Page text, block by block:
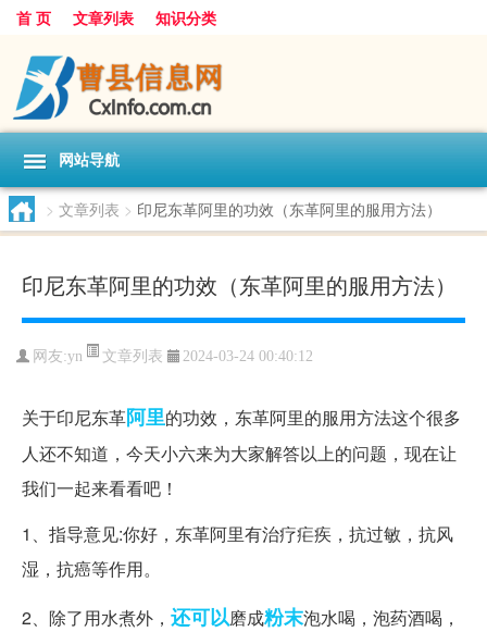
首 页 文章列表 知识分类
网站导航
> 文章列表 > 印尼东革阿里的功效（东革阿里的服用方法）
印尼东革阿里的功效（东革阿里的服用方法）
网友:yn 文章列表 2024-03-24 00:40:12
关于印尼东革阿里的功效，东革阿里的服用方法这个很多
人还不知道，今天小六来为大家解答以上的问题，现在让
我们一起来看看吧！
1、指导意见:你好，东革阿里有治疗疟疾，抗过敏，抗风
湿，抗癌等作用。
2、除了用水煮外， 还可以磨成粉末泡水喝，泡药酒喝，